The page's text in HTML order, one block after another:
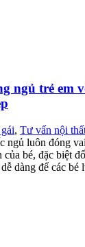
ngủ trẻ em
, Tư vấn nội
ngủ luôn đóng
của bé, đặc biệt
dàng để các bé